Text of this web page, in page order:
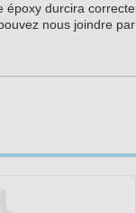
durcira
nous joindre